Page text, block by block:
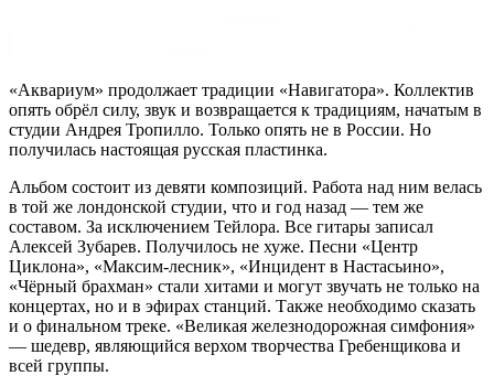
«Аквариум» продолжает традиции «Навигатора». Коллектив
опять обрёл силу, звук и возвращается к традициям, начатым в
студии Андрея Тропилло. Только опять не в России. Но
получилась настоящая русская пластинка.
Альбом состоит из девяти композиций. Работа над ним велась
в той же лондонской студии, что и год назад — тем же
составом. За исключением Тейлора. Все гитары записал
Алексей Зубарев. Получилось не хуже. Песни «Центр
Циклона», «Максим-лесник», «Инцидент в Настасьино»,
«Чёрный брахман» стали хитами и могут звучать не только на
концертах, но и в эфирах станций. Также необходимо сказать
и о финальном треке. «Великая железнодорожная симфония»
— шедевр, являющийся верхом творчества Гребенщикова и
всей группы.